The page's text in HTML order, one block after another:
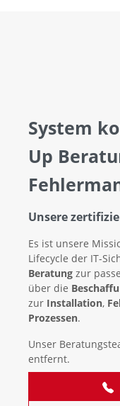
System
Up
Unsere
Es ist unsere
Lifecycle der IT-
Beratung zur
über die
zur Installation,
Prozessen.
Unser
entfernt.